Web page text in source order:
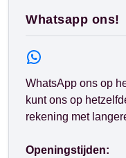
Whatsapp ons!
WhatsApp ons op
kunt ons op
rekening met
Openingstijden: